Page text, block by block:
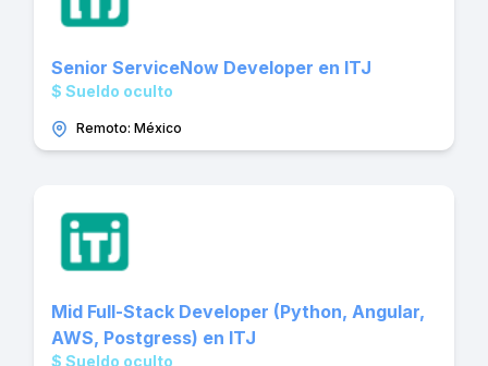
Senior ServiceNow Developer en ITJ
$ Sueldo oculto
Remoto: México
Mid Full-Stack Developer (Python, Angular,
AWS, Postgress) en ITJ
$ Sueldo oculto